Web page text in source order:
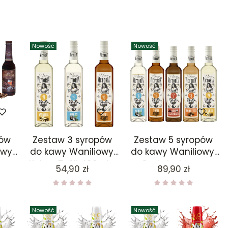
x
Nowość
Zestaw 3 syropów
do kawy Waniliowy,
Kokos, Toffi 490ml x
3
Cena
54,90 zł
Nowość
Zestaw 5 syropów
do kawy Waniliowy,
Czekoladowy z
rumem, Kokos, Toffi,
Amaretto 490ml x 5
Cena
89,90 zł
Nowość Nowość